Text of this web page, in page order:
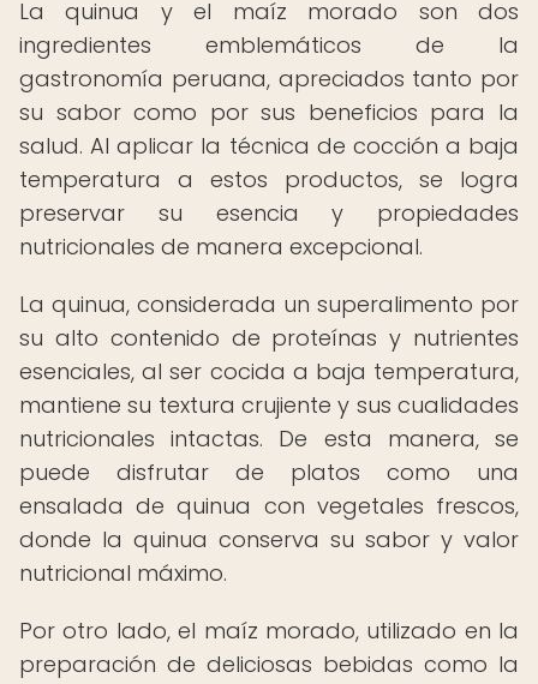
La quinua y el maíz morado son dos
ingredientes emblemáticos de la
gastronomía peruana, apreciados tanto por
su sabor como por sus beneficios para la
salud. Al aplicar la técnica de cocción a baja
temperatura a estos productos, se logra
preservar su esencia y propiedades
nutricionales de manera excepcional.
La quinua, considerada un superalimento por
su alto contenido de proteínas y nutrientes
esenciales, al ser cocida a baja temperatura,
mantiene su textura crujiente y sus cualidades
nutricionales intactas. De esta manera, se
puede disfrutar de platos como una
ensalada de quinua con vegetales frescos,
donde la quinua conserva su sabor y valor
nutricional máximo.
Por otro lado, el maíz morado, utilizado en la
preparación de deliciosas bebidas como la